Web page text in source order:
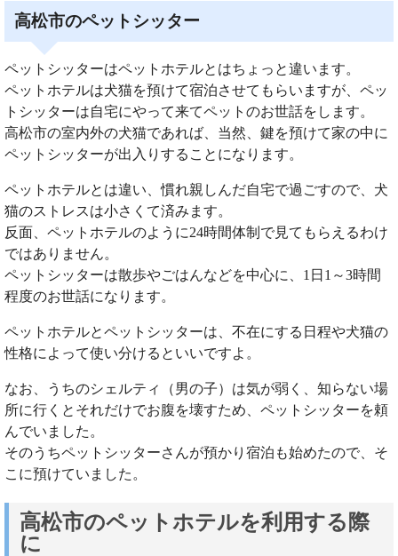
高松市のペットシッター
ペットシッターはペットホテルとはちょっと違います。
ペットホテルは犬猫を預けて宿泊させてもらいますが、ペッ
トシッターは自宅にやって来てペットのお世話をします。
高松市の室内外の犬猫であれば、当然、鍵を預けて家の中に
ペットシッターが出入りすることになります。
ペットホテルとは違い、慣れ親しんだ自宅で過ごすので、犬
猫のストレスは小さくて済みます。
反面、ペットホテルのように24時間体制で見てもらえるわけ
ではありません。
ペットシッターは散歩やごはんなどを中心に、1日1～3時間
程度のお世話になります。
ペットホテルとペットシッターは、不在にする日程や犬猫の
性格によって使い分けるといいですよ。
なお、うちのシェルティ（男の子）は気が弱く、知らない場
所に行くとそれだけでお腹を壊すため、ペットシッターを頼
んでいました。
そのうちペットシッターさんが預かり宿泊も始めたので、そ
こに預けていました。
高松市のペットホテルを利用する際
に